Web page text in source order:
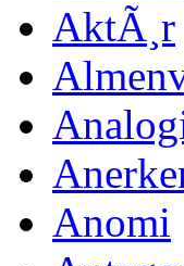
AktÃ¸r
Anomi